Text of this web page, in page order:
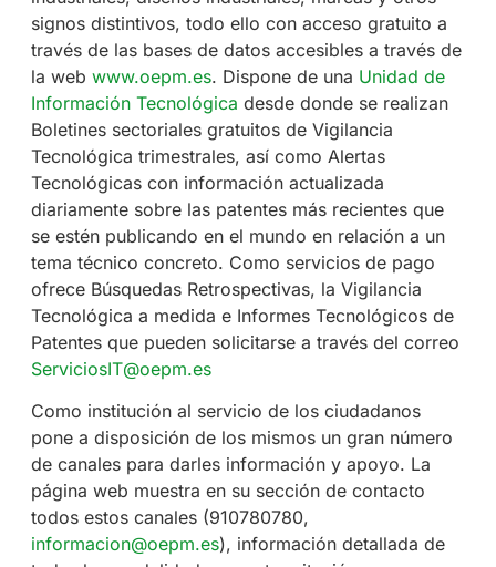
signos distintivos, todo ello con acceso gratuito a
través de las bases de datos accesibles a través de
la web www.oepm.es. Dispone de una Unidad de
Información Tecnológica desde donde se realizan
Boletines sectoriales gratuitos de Vigilancia
Tecnológica trimestrales, así como Alertas
Tecnológicas con información actualizada
diariamente sobre las patentes más recientes que
se estén publicando en el mundo en relación a un
tema técnico concreto. Como servicios de pago
ofrece Búsquedas Retrospectivas, la Vigilancia
Tecnológica a medida e Informes Tecnológicos de
Patentes que pueden solicitarse a través del correo
ServiciosIT@oepm.es
Como institución al servicio de los ciudadanos
pone a disposición de los mismos un gran número
de canales para darles información y apoyo. La
página web muestra en su sección de contacto
todos estos canales (910780780,
informacion@oepm.es), información detallada de